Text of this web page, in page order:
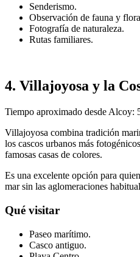
Senderismo.
Observación de fauna y
Fotografía de naturaleza.
Rutas familiares.
4. Villajoyosa y la
Tiempo aproximado desde Alcoy:
Villajoyosa combina tradición
los cascos urbanos más
famosas casas de colores.
Es una excelente opción para
mar sin las aglomeraciones
Qué visitar
Paseo marítimo.
Casco antiguo.